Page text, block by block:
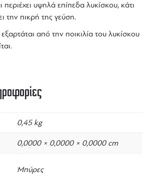
υψηλά επίπεδα λυκίσκου, κάτι
την πικρή της γεύση.
από την ποικιλία του λυκίσκου
0,45 kg
0,0000 × 0,0000 × 0,0000 cm
Μπύρες